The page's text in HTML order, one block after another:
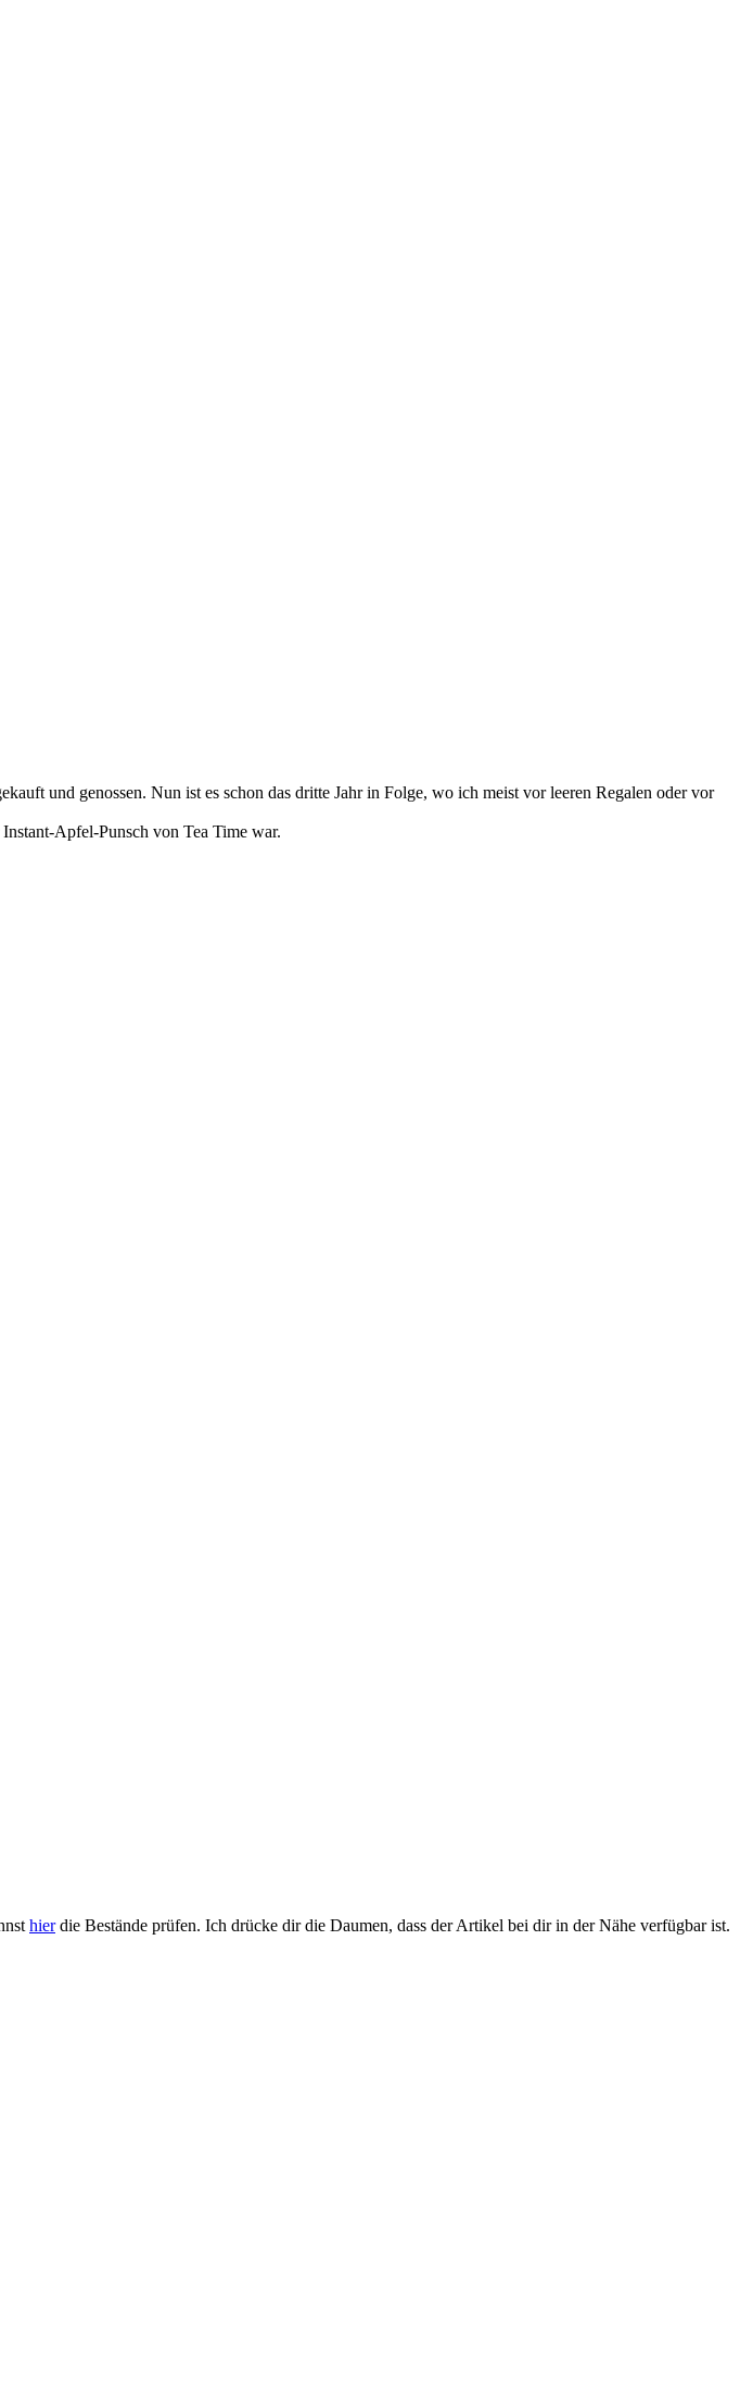
und genossen. Nun ist es schon das dritte Jahr in Folge, wo ich meist vor leeren Regalen oder vor
Apfel-Punsch von Tea Time war.
hierdie Bestände prüfen. Ich drücke dir die Daumen, dass der Artikel bei dir in der Nähe verfügbar ist.